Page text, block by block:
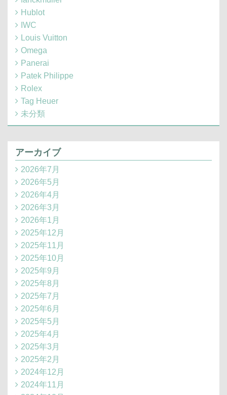
Hublot
IWC
Louis Vuitton
Omega
Panerai
Patek Philippe
Rolex
Tag Heuer
未分類
アーカイブ
2026年7月
2026年5月
2026年4月
2026年3月
2026年1月
2025年12月
2025年11月
2025年10月
2025年9月
2025年8月
2025年7月
2025年6月
2025年5月
2025年4月
2025年3月
2025年2月
2024年12月
2024年11月